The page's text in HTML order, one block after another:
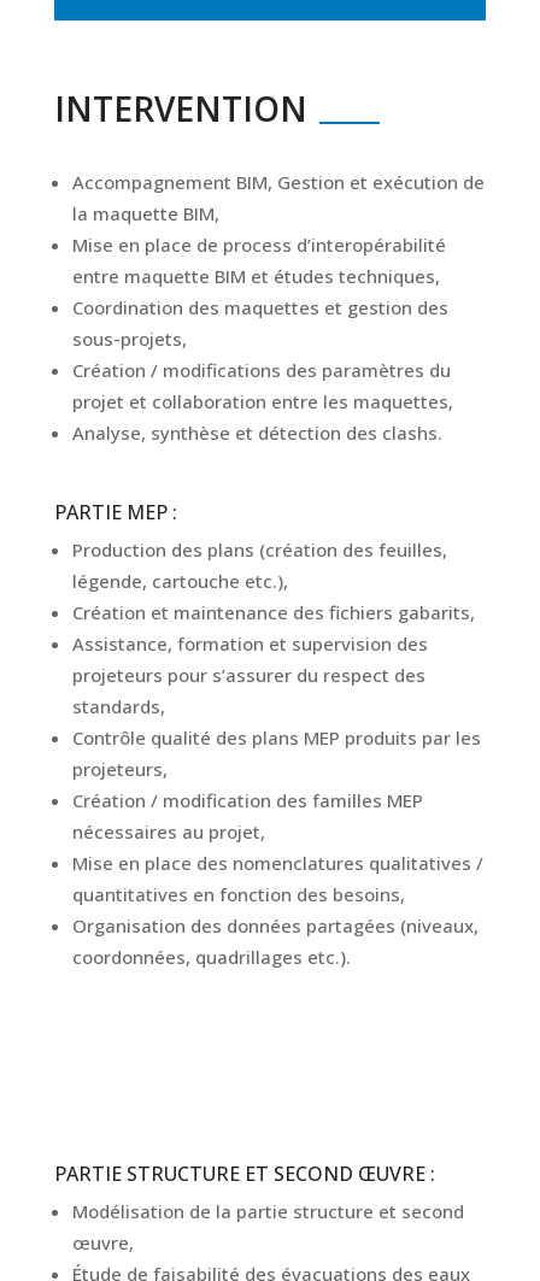
INTERVENTION
Accompagnement BIM, Gestion et exécution de
la maquette BIM,
Mise en place de process d’interopérabilité
entre maquette BIM et études techniques,
Coordination des maquettes et gestion des
sous-projets,
Création / modifications des paramètres du
projet et collaboration entre les maquettes,
Analyse, synthèse et détection des clashs.
PARTIE MEP :
Production des plans (création des feuilles,
légende, cartouche etc.),
Création et maintenance des fichiers gabarits,
Assistance, formation et supervision des
projeteurs pour s’assurer du respect des
standards,
Contrôle qualité des plans MEP produits par les
projeteurs,
Création / modification des familles MEP
nécessaires au projet,
Mise en place des nomenclatures qualitatives /
quantitatives en fonction des besoins,
Organisation des données partagées (niveaux,
coordonnées, quadrillages etc.).
PARTIE STRUCTURE ET SECOND ŒUVRE :
Modélisation de la partie structure et second
œuvre,
Étude de faisabilité des évacuations des eaux